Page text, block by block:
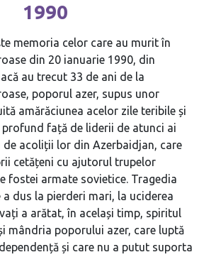
1990
memoria celor care au murit în
din 20 ianuarie 1990, din
au trecut 33 de ani de la
poporul azer, supus unor
amărăciunea acelor zile teribile și
față de liderii de atunci ai
de acoliții lor din Azerbaidjan, care
cetățeni cu ajutorul trupelor
fostei armate sovietice. Tragedia
dus la pierderi mari, la uciderea
a arătat, în același timp, spiritul
mândria poporului azer, care luptă
și care nu a putut suporta